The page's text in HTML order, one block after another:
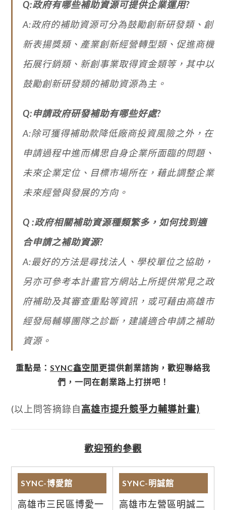
Q:政府有哪些補助資源可提供企業運用?
A:政府的補助資源可分為鼓勵創新研發類、創
新表揚獎類、產業創新經營轉型類、促進商機
拓展行銷類、新創事業取得資金類等，其中以
鼓勵創新研發類的補助資源為主。
Q:申請政府研發補助有哪些好處?
A:除可獲得補助款降低廠商投資風險之外，在
申請過程中進而構思自身企業所面臨的問題、
未來企業定位、目標市場所在，藉此調整企業
未來經營與發展的方向。
Q :政府相關補助資源種類繁多，如何找到適
合申請之補助資源?
A:最好的方法是尋找法人、學校單位之協助，
另亦可參考本計畫官方網站上所提供常見之政
府補助及其審查重點等資訊，或可藉由高雄市
經發局輔導團隊之診斷，建議適合申請之補助
資源。
重點是： SYNC鑫空間更提供創業諮詢，歡迎聯絡我
們，一同在創業路上打拼吧！
(以上問答摘錄自高雄市提升競爭力輔導計畫)
歡迎預約參觀
SYNC-博愛館
高雄市三民區博愛一
SYNC-明誠館
高雄市左營區明誠二